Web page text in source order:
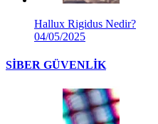
Hallux Rigidus Nedir?
04/05/2025
SİBER GÜVENLİK